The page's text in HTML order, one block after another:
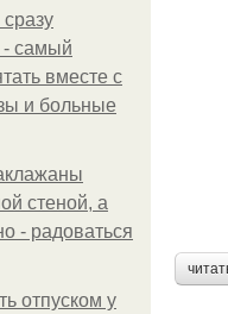
- самый
вместе с
и больные
стеной, а
- радоваться
отпуском у